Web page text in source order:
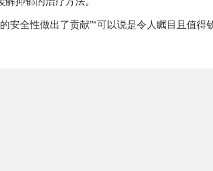
全性做出了贡献”“可以说是令人瞩目且值得